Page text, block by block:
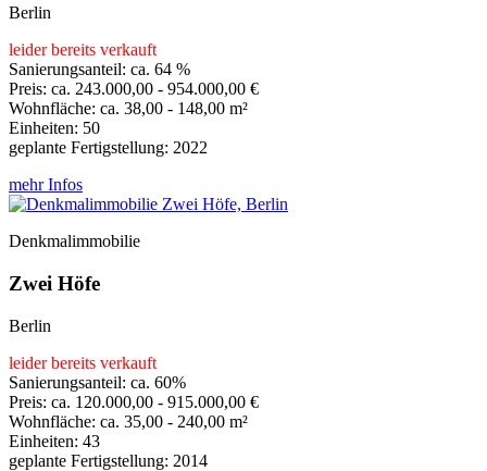
Berlin
leider bereits verkauft
Sanierungsanteil: ca. 64 %
Preis: ca. 243.000,00 - 954.000,00 €
Wohnfläche: ca. 38,00 - 148,00 m²
Einheiten: 50
geplante Fertigstellung: 2022
mehr Infos
Denkmalimmobilie
Zwei Höfe
Berlin
leider bereits verkauft
Sanierungsanteil: ca. 60%
Preis: ca. 120.000,00 - 915.000,00 €
Wohnfläche: ca. 35,00 - 240,00 m²
Einheiten: 43
geplante Fertigstellung: 2014